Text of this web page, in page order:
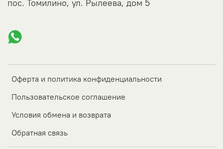
Оферта и политика конфиденциальности
Пользовательское соглашение
Условия обмена и возврата
Обратная связь
пос. Томилино, ул. Рылеева, дом 5